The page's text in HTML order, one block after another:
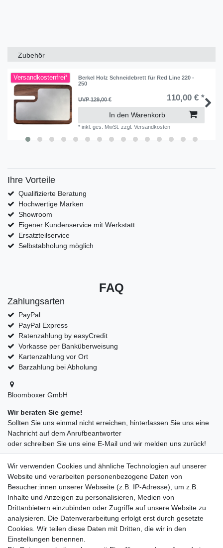
Zubehör
Versandkostenfrei¹
Berkel Holz Schneidebrett für Red Line 220 -
250
UVP 129,00 € 110,00 € *
In den Warenkorb
*inkl. ges. MwSt. zzgl.Versandkosten
Ihre Vorteile
Qualifizierte Beratung
Hochwertige Marken
Showroom
Eigener Kundenservice mit Werkstatt
Ersatzteilservice
Selbstabholung möglich
FAQ
Zahlungsarten
PayPal
PayPal Express
Ratenzahlung by easyCredit
Vorkasse per Banküberweisung
Kartenzahlung vor Ort
Barzahlung bei Abholung
Bloomboxer GmbH
Wir beraten Sie gerne!
Sollten Sie uns einmal nicht erreichen, hinterlassen Sie uns eine
Nachricht auf dem Anrufbeantworter
oder schreiben Sie uns eine E-Mail und wir melden uns zurück!
Montag bis Freitag 08:30-13:00 Uhr.
IHRE E-MAIL ADRESSE
Ceres::Template.mailFormHoneypotLabel
Wir verwenden Cookies und ähnliche Technologien auf unserer
Website und verarbeiten personenbezogene Daten von
Besucher:innen unserer Webseite (z.B. IP-Adresse), um z.B.
Inhalte und Anzeigen zu personalisieren, Medien von
Drittanbietern einzubinden oder Zugriffe auf unsere Website zu
analysieren. Die Datenverarbeitung erfolgt erst durch gesetzte
Cookies. Wir teilen diese Daten mit Dritten, die wir in den
Einstellungen benennen.